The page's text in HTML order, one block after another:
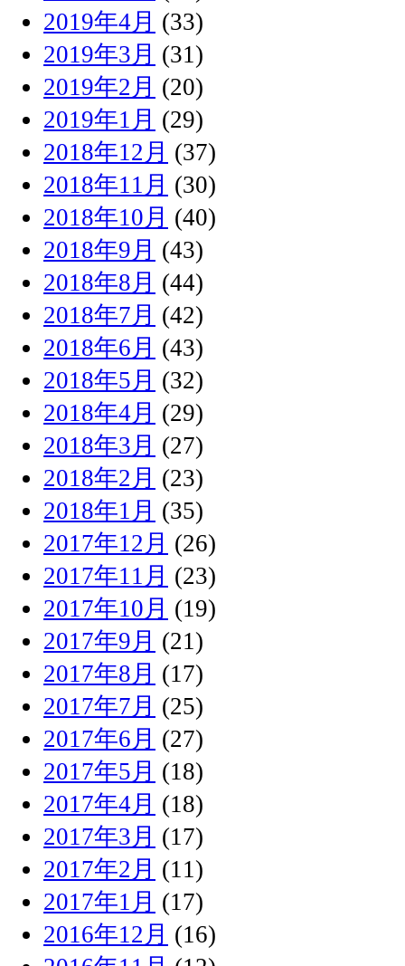
2019年4月 (33)
2019年3月 (31)
2019年2月 (20)
2019年1月 (29)
2018年12月 (37)
2018年11月 (30)
2018年10月 (40)
2018年9月 (43)
2018年8月 (44)
2018年7月 (42)
2018年6月 (43)
2018年5月 (32)
2018年4月 (29)
2018年3月 (27)
2018年2月 (23)
2018年1月 (35)
2017年12月 (26)
2017年11月 (23)
2017年10月 (19)
2017年9月 (21)
2017年8月 (17)
2017年7月 (25)
2017年6月 (27)
2017年5月 (18)
2017年4月 (18)
2017年3月 (17)
2017年2月 (11)
2017年1月 (17)
2016年12月 (16)